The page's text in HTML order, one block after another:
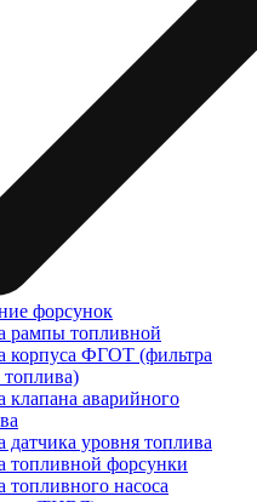
форсунок
рампы топливной
корпуса ФГОТ (фильтра
топлива)
клапана аварийного
датчика уровня топлива
топливной форсунки
топливного насоса